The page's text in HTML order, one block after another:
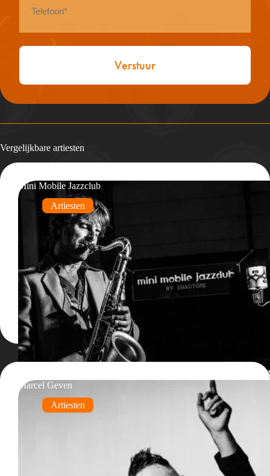
Vergelijkbare artiesten
Mini Mobile Jazzclub
Artiesten
Marcel Geven
Artiesten